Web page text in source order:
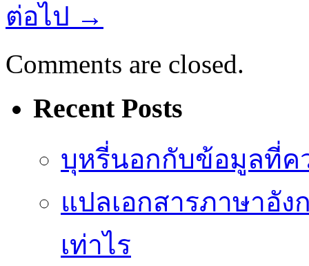
ต่อไป →
Comments are closed.
Recent Posts
บุหรี่นอกกับข้อมูลที่ค
แปลเอกสารภาษาอั
เท่าไร